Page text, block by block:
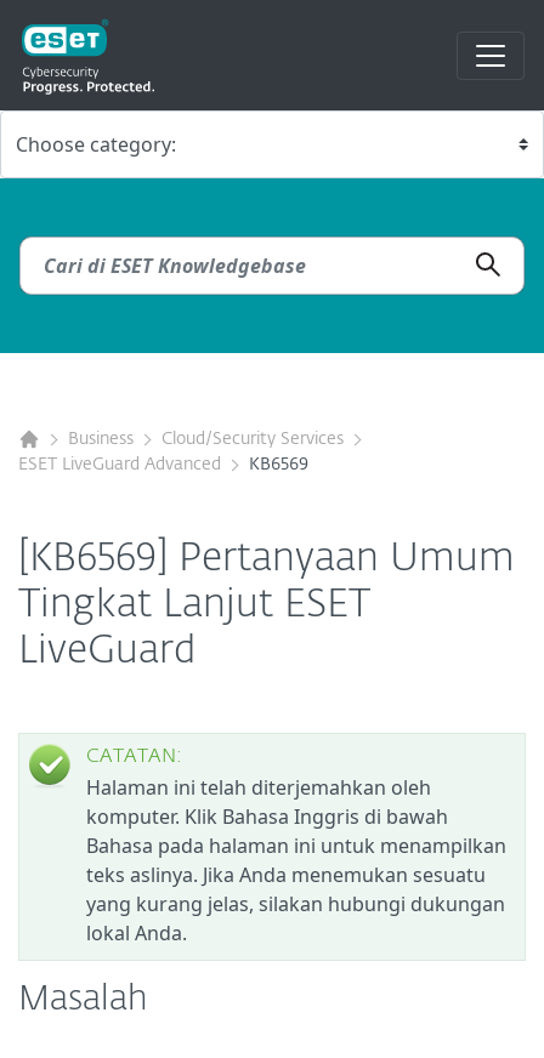
Business
Cloud/Security Services
ESET LiveGuard Advanced
KB6569
[KB6569] Pertanyaan Umum
Tingkat Lanjut ESET
LiveGuard
CATATAN:
Halaman ini telah diterjemahkan oleh
komputer. Klik Bahasa Inggris di bawah
Bahasa pada halaman ini untuk menampilkan
teks aslinya. Jika Anda menemukan sesuatu
yang kurang jelas, silakan hubungi dukungan
lokal Anda.
Masalah